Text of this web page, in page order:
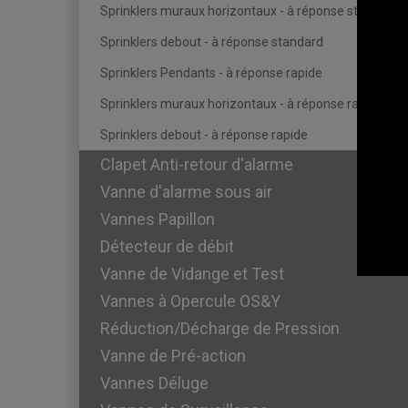
Sprinklers muraux horizontaux - à réponse standard
Sprinklers debout - à réponse standard
Sprinklers Pendants - à réponse rapide
Sprinklers muraux horizontaux - à réponse rapide
Sprinklers debout - à réponse rapide
Clapet Anti-retour d'alarme
Vanne d'alarme sous air
Vannes Papillon
Détecteur de débit
Vanne de Vidange et Test
Vannes à Opercule OS&Y
Réduction/Décharge de Pression
Vanne de Pré-action
Vannes Déluge